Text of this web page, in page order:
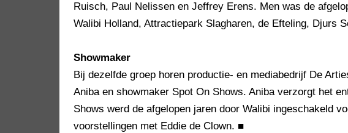
Ruisch, Paul Nelissen en Jeffrey Erens. Men was de
Walibi Holland, Attractiepark Slagharen, de Efteling, Djurs
Showmaker
Bij dezelfde groep horen productie- en mediabedrijf De
Aniba en showmaker Spot On Shows. Aniba verzorgt het
Shows werd de afgelopen jaren door Walibi ingeschakeld
voorstellingen met Eddie de Clown. ■